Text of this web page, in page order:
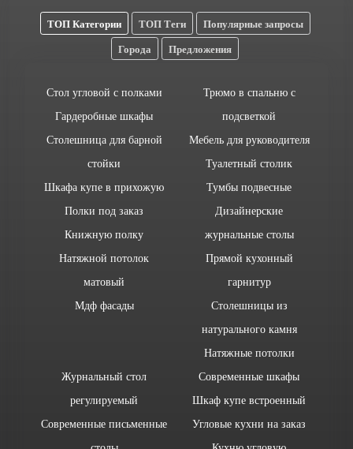
ТОП Категории ТОП Теги
Популярные запросы
Города
Предложения
Стол угловой с полками
Гардеробные шкафы
Столешница для барной
стойки
Шкафа купе в прихожую
Полки под заказ
Книжную полку
Натяжной потолок
матовый
Мдф фасады
Трюмо в спальню с
подсветкой
Мебель для руководителя
Туалетный столик
Тумбы подвесные
Дизайнерские
журнальные столы
Прямой кухонный
гарнитур
Столешницы из
натурального камня
Натяжные потолки
Журнальный стол
регулируемый
Современные письменные
Современные шкафы
Шкаф купе встроенный
Угловые кухни на заказ